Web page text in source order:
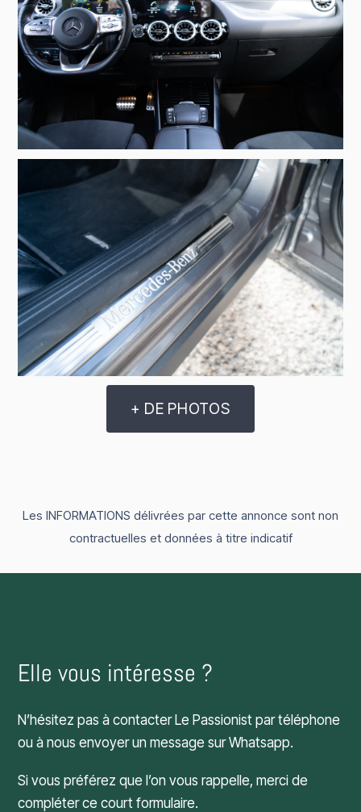
+ DE PHOTOS
Les INFORMATIONS délivrées par cette annonce sont non
contractuelles et données à titre indicatif
Elle vous intéresse ?
N’hésitez pas à contacter Le Passionist par téléphone
ou à nous envoyer un message sur Whatsapp.
Si vous préférez que l’on vous rappelle, merci de
compléter ce court formulaire.